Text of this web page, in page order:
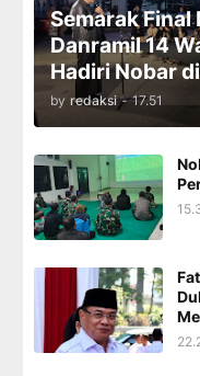
Semarak Final
Danramil 14
Hadiri Nobar
by redaksi - 17.51